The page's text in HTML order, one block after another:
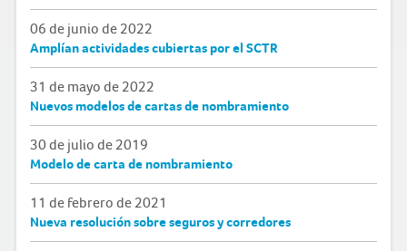
06 de junio de 2022
Amplían actividades cubiertas por el SCTR
31 de mayo de 2022
Nuevos modelos de cartas de nombramiento
30 de julio de 2019
Modelo de carta de nombramiento
11 de febrero de 2021
Nueva resolución sobre seguros y corredores